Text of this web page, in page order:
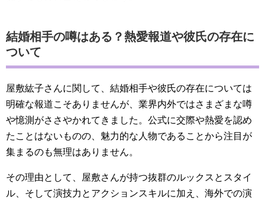
結婚相手の噂はある？熱愛報道や彼氏の存在に
ついて
屋敷紘子さんに関して、結婚相手や彼氏の存在については
明確な報道こそありませんが、業界内外ではさまざまな噂
や憶測がささやかれてきました。公式に交際や熱愛を認め
たことはないものの、魅力的な人物であることから注目が
集まるのも無理はありません。
その理由として、屋敷さんが持つ抜群のルックスとスタイ
ル、そして演技力とアクションスキルに加え、海外での演